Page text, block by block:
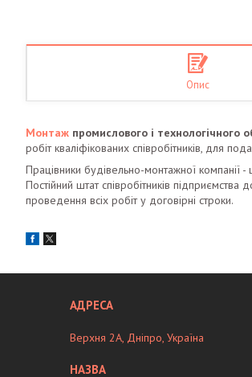
Опис
Монтаж промислового і технологічного
робіт кваліфікованих співробітників, для
Працівники будівельно-монтажної компанії -
Постійний штат співробітників
проведення всіх робіт у договірні строки.
Верхня 2А, Дніпро, Україна